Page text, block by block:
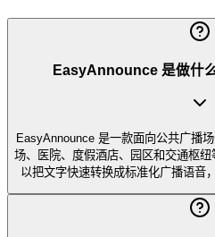
EasyAnnounce 是做什
EasyAnnounce 是一款面向公共广播
场、医院、度假酒店、园区和交通枢
以把文字快速转换成标准化广播语音